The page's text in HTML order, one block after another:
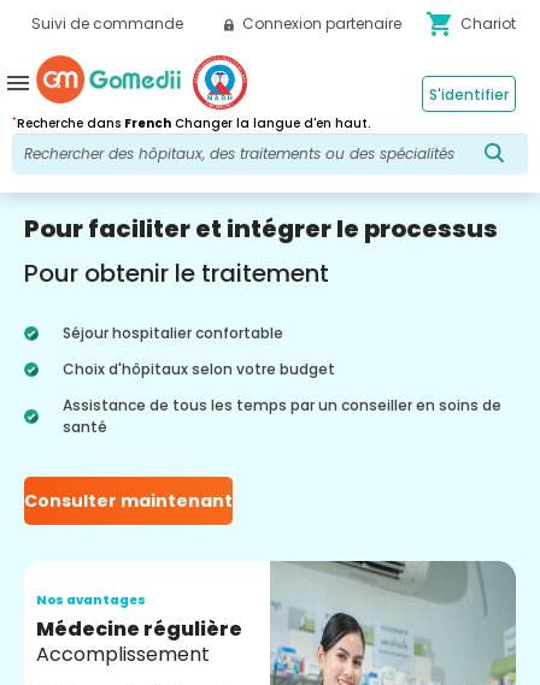
Suivi de commande Connexion partenaire shopping_cart Chariot
*Recherche dans French Changer la langue d'en haut.
S'identifier
menu
Pour faciliter et intégrer le processus
Pour obtenir le traitement
Séjour hospitalier confortable
Choix d'hôpitaux selon votre budget
Assistance de tous les temps par un conseiller en soins de
santé
Consulter maintenant
Nos avantages
Médecine régulière
Accomplissement